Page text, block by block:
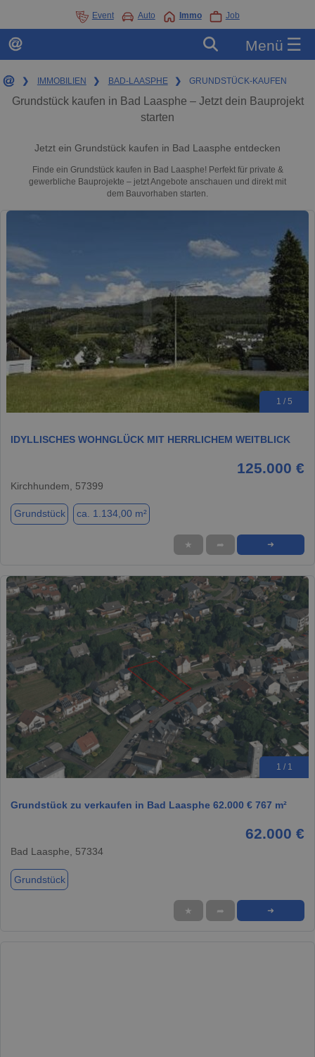
Event Auto Immo Job
Menü ☰
❯ IMMOBILIEN ❯ BAD-LAASPHE ❯ GRUNDSTÜCK-KAUFEN
Grundstück kaufen in Bad Laasphe – Jetzt dein Bauprojekt
starten
Jetzt ein Grundstück kaufen in Bad Laasphe entdecken
Finde ein Grundstück kaufen in Bad Laasphe! Perfekt für private &
gewerbliche Bauprojekte – jetzt Angebote anschauen und direkt mit
dem Bauvorhaben starten.
1 / 5
IDYLLISCHES WOHNGLÜCK MIT HERRLICHEM WEITBLICK
125.000 €
Kirchhundem, 57399
Grundstück ca. 1.134,00 m²
★ ➦ ➜
1 / 1
Grundstück zu verkaufen in Bad Laasphe 62.000 € 767 m²
62.000 €
Bad Laasphe, 57334
Grundstück
★ ➦ ➜